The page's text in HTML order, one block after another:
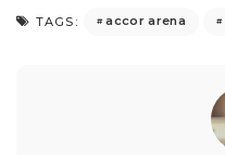
TAGS: accor arena